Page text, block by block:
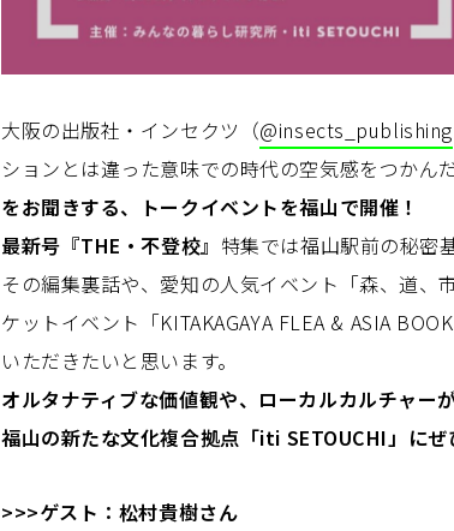
大阪の出版社・インセクツ（@insects_publishing
ションとは違った意味での時代の空気感をつかん
をお聞きする、トークイベントを福山で開催！
最新号『THE・不登校』 特集では福山駅前の秘密
その編集裏話や、愛知の人気イベント「森、道
ケットイベント「KITAKAGAYA FLEA & ASIA
いただきたいと思います。
オルタナティブな価値観や、ローカルカルチャー
福山の新たな文化複合拠点「iti SETOUCHI」にぜ
>>>ゲスト：松村貴樹さん